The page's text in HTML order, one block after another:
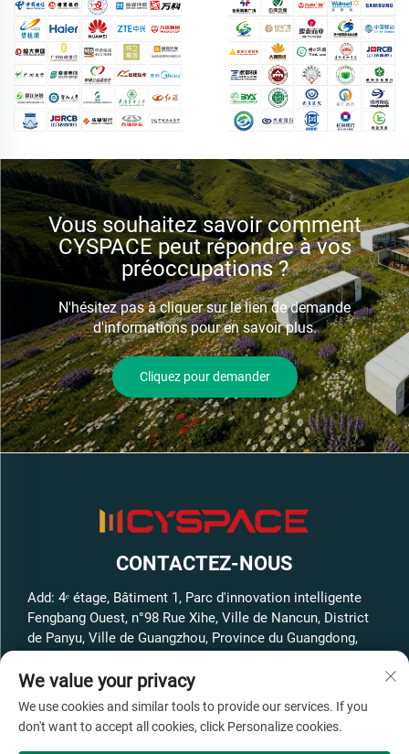
Vous souhaitez savoir comment
CYSPACE peut répondre à vos
préoccupations ?
N'hésitez pas à cliquer sur le lien de demande
d'informations pour en savoir plus.
Cliquez pour demander
CONTACTEZ-NOUS
Add: 4ᵉ étage, Bâtiment 1, Parc d'innovation intelligente
Fengbang Ouest, n°98 Rue Xihe, Ville de Nancun, District
de Panyu, Ville de Guangzhou, Province du Guangdong,
Tél. :+86-13316062192
Courriel :[email protected]
We value your privacy
We use cookies and similar tools to provide our services. If you
don't want to accept all cookies, click Personalize cookies.